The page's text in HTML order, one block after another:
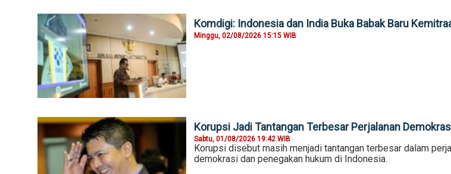
Komdigi: Indonesia dan India Buka Babak Baru
Minggu, 02/08/2026 15:15 WIB
Korupsi Jadi Tantangan Terbesar Perjalanan
Sabtu, 01/08/2026 19:42 WIB
Korupsi disebut masih menjadi tantangan terbesar dalam
demokrasi dan penegakan hukum di Indonesia.